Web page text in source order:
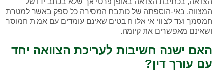
המצווה, באי-הוספתה של כותבת המסירה כל ספק באשר למטרת
המסמך ועד לציווי אי אלו היבטים שאינם עומדים עם אמות המוסר
ושאינם מאפשרים את קיומה.
האם ישנה חשיבות לעריכת הצוואה יחד
עם עורך דין?